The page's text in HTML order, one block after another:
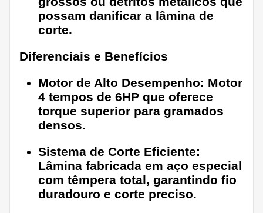
possam danificar a lâmina de
corte.
Diferenciais e Benefícios
Motor de Alto Desempenho: Motor
4 tempos de 6HP que oferece
torque superior para gramados
densos.
Sistema de Corte Eficiente:
Lâmina fabricada em aço especial
com têmpera total, garantindo fio
duradouro e corte preciso.